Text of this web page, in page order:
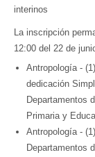
interinos
La inscripción
12:00 del 22 de
Antropología -
dedicación
Departamentos
Primaria y
Antropología -
Departamentos